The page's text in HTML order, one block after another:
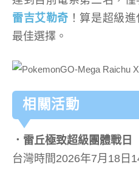
雷吉艾勒奇 ！算是超級
最佳選擇。
相關活動
．雷丘極致超級團體戰日
台灣時間2026年7月18日